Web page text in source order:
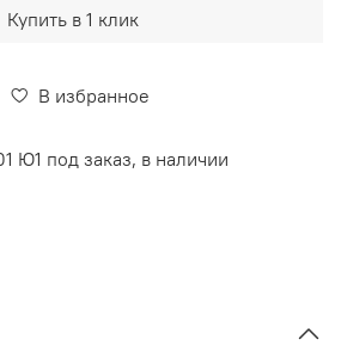
В избранное
Купить в 1 клик
Ю1 под заказ, в наличии